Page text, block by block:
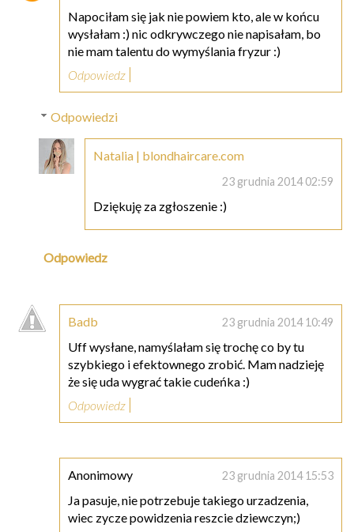
Napociłam się jak nie powiem kto, ale w końcu
wysłałam :) nic odkrywczego nie napisałam, bo
nie mam talentu do wymyślania fryzur :)
Odpowiedz
Odpowiedzi
Natalia | blondhaircare.com
23 grudnia 2014 02:59
Dziękuję za zgłoszenie :)
Odpowiedz
Badb 23 grudnia 2014 10:49
Uff wysłane, namyślałam się trochę co by tu
szybkiego i efektownego zrobić. Mam nadzieję
że się uda wygrać takie cudeńka :)
Odpowiedz
Anonimowy 23 grudnia 2014 15:53
Ja pasuje, nie potrzebuje takiego urzadzenia,
wiec zycze powidzenia reszcie dziewczyn;)